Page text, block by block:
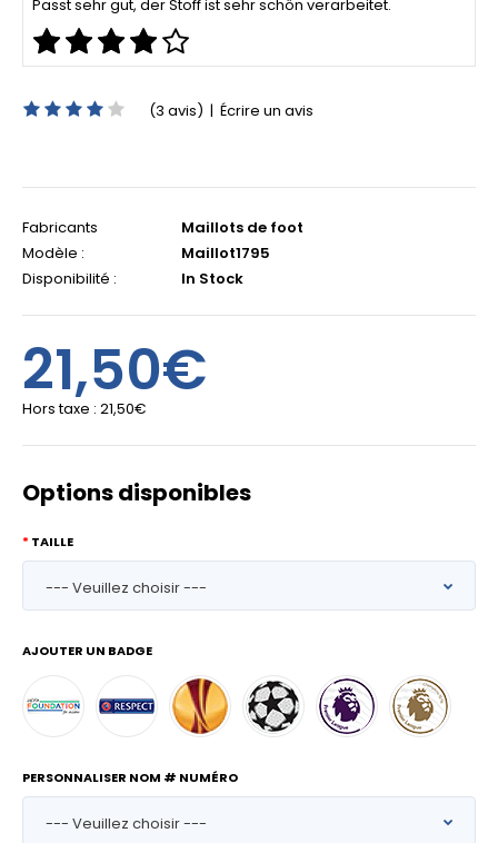
Passt sehr gut, der Stoff ist sehr schön verarbeitet.
(3 avis) | Écrire un avis
Fabricants
Maillots de foot
Modèle :
Maillot1795
Disponibilité :
In Stock
21,50€
Hors taxe : 21,50€
Options disponibles
TAILLE
AJOUTER UN BADGE
PERSONNALISER NOM # NUMÉRO